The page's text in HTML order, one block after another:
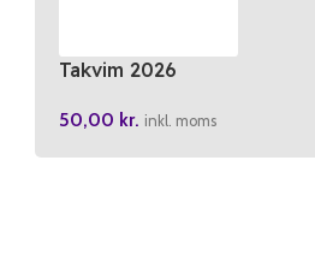
Takvim 2026
50,00 kr. inkl. moms